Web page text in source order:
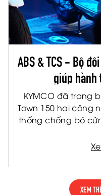
ABS & TCS - Bộ
giúp
KYMCO đã trang
Town 150 hai công
thống chống bó
được ứng dụng
giảm thiểu rủi ro
XEM